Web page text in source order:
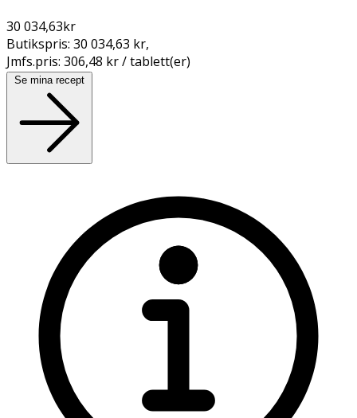
30 034,63kr
Butikspris: 30 034,63 kr,
Jmfs.pris: 306,48 kr / tablett(er)
Se mina recept